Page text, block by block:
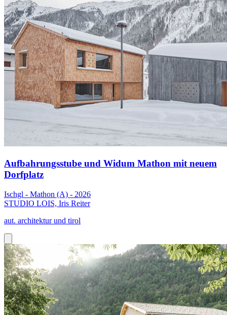
Aufbahrungsstube und Widum Mathon mit neuem
Dorfplatz
Ischgl - Mathon (A) - 2026
STUDIO LOIS, Iris Reiter
aut. architektur und tirol